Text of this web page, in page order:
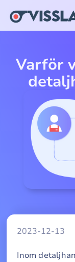
Varför
2023-12-13
Inom